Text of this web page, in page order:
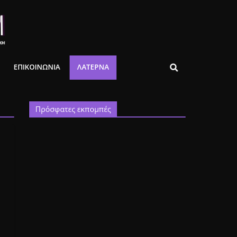
ΕΠΙΚΟΙΝΩΝΙΑ ΛΑΤΈΡΝΑ
Πρόσφατες εκπομπές